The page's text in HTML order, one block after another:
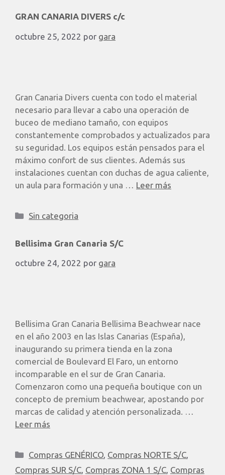
GRAN CANARIA DIVERS c/c
octubre 25, 2022 por gara
Gran Canaria Divers cuenta con todo el material
necesario para llevar a cabo una operación de
buceo de mediano tamaño, con equipos
constantemente comprobados y actualizados para
su seguridad. Los equipos están pensados para el
máximo confort de sus clientes. Además sus
instalaciones cuentan con duchas de agua caliente,
un aula para formación y una … Leer más
Sin categoria
Bellisima Gran Canaria S/C
octubre 24, 2022 por gara
Bellisima Gran Canaria Bellisima Beachwear nace
en el año 2003 en las Islas Canarias (España),
inaugurando su primera tienda en la zona
comercial de Boulevard El Faro, un entorno
incomparable en el sur de Gran Canaria.
Comenzaron como una pequeña boutique con un
concepto de premium beachwear, apostando por
marcas de calidad y atención personalizada. …
Leer más
Compras GENÉRICO, Compras NORTE S/C,
Compras SUR S/C, Compras ZONA 1 S/C, Compras